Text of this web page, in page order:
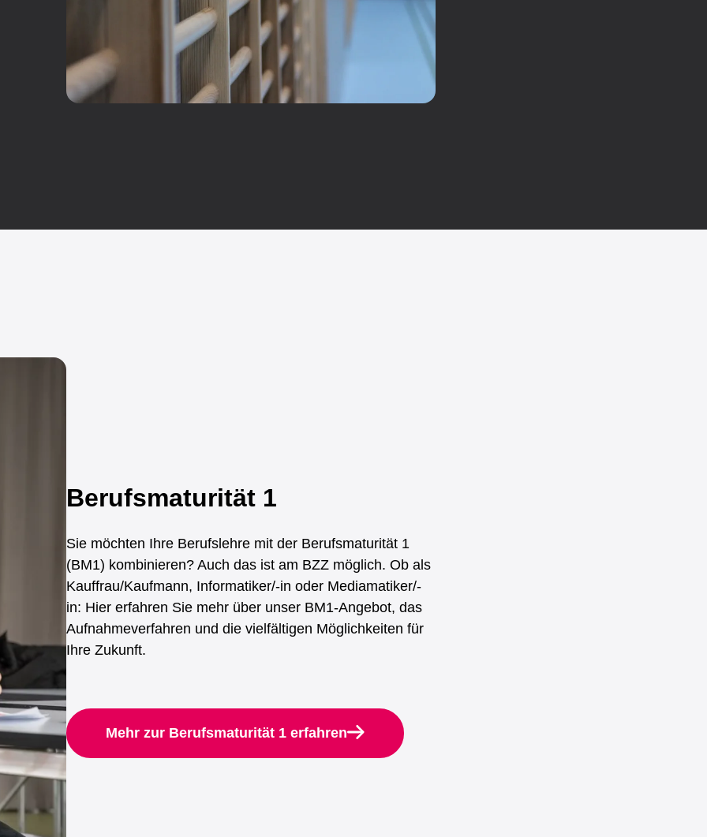
Berufsmaturität 1
Sie möchten Ihre Berufslehre mit der Berufsmaturität 1
(BM1) kombinieren? Auch das ist am BZZ möglich. Ob als
Kauffrau/Kaufmann, Informatiker/-in oder Mediamatiker/-
in: Hier erfahren Sie mehr über unser BM1-Angebot, das
Aufnahmeverfahren und die vielfältigen Möglichkeiten für
Ihre Zukunft.
Mehr zur Berufsmaturität 1 erfahren